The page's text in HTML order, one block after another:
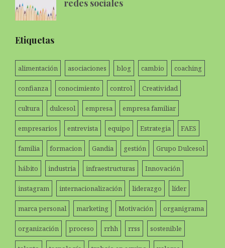
redes sociales
Etiquetas
alimentación asociaciones blog cambio coaching
confianza conocimiento control Creatividad
cultura dulcesol empresa empresa familiar
empresarios entrevista equipo Estrategia FAES
familia formacion Gandia gestión Grupo Dulcesol
hábito industria infraestructuras Innovación
instagram internacionalización liderazgo líder
marca personal marketing Motivación organigrama
organización proceso rrhh rrss sostenible